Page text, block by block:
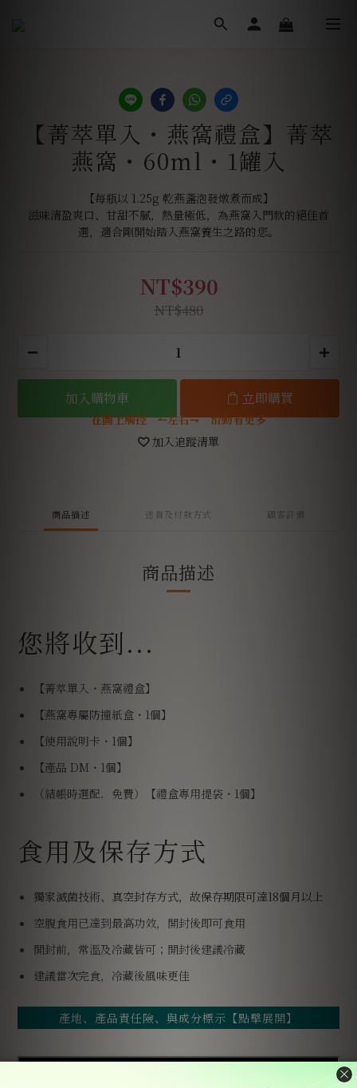
【菁萃單入・燕窩禮盒】菁萃
燕窩・60ml・1罐入
【每瓶以 1.25g 乾燕盞泡發燉煮而成】
滋味清盈爽口、甘甜不膩，熱量極低，為燕窩入門款的絕佳首
選，適合剛開始踏入燕窩養生之路的您。
NT$390
NT$480
加入購物車 立即購買
加入追蹤清單
商品描述 送貨及付款方式 顧客評價
商品描述
您將收到...
【菁萃單入・燕窩禮盒】
【燕窩專屬防撞紙盒・1個】
【使用說明卡・1個】
【產品 DM・1個】
（結帳時選配．免費）【禮盒專用提袋・1個】
食用及保存方式
獨家滅菌技術、真空封存方式，故保存期限可達18個月以上
空腹食用已達到最高功效，開封後即可食用
開封前，常溫及冷藏皆可；開封後建議冷藏
建議當次完食，冷藏後風味更佳
產地、產品責任險、與成分標示【點擊展開】
燕窩產地：印尼；加工產地：台灣
本商品已向〈泰安產物保險股份有限公司〉投保5000萬產品責
在圖上觸控 ↼左右⇁ 滑動看更多